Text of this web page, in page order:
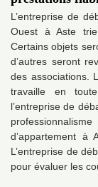
L’entreprise de
Ouest à Aste
Certains objets
d’autres seront
des associations.
travaille en
l’entreprise de
d’appartement à
L’entreprise de
pour évaluer les